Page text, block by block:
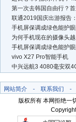
第一次去韩国自由行？
联通2019国庆出游报告
手机屏保调成绿色能护
为何手机现在的摄像头
手机屏保调成绿色能护
vivo X27 Pro智能手机
中兴远航3 4080毫安双
网站简介- 联系我们 -
版权所有 本网拒绝一